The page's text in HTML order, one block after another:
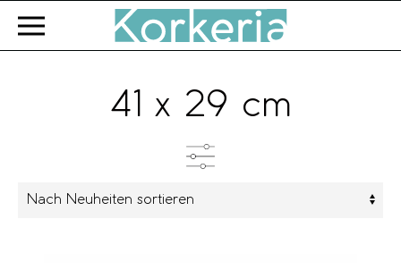
Zum Hauptinhalt springen
41 x 29 cm
Kategorien